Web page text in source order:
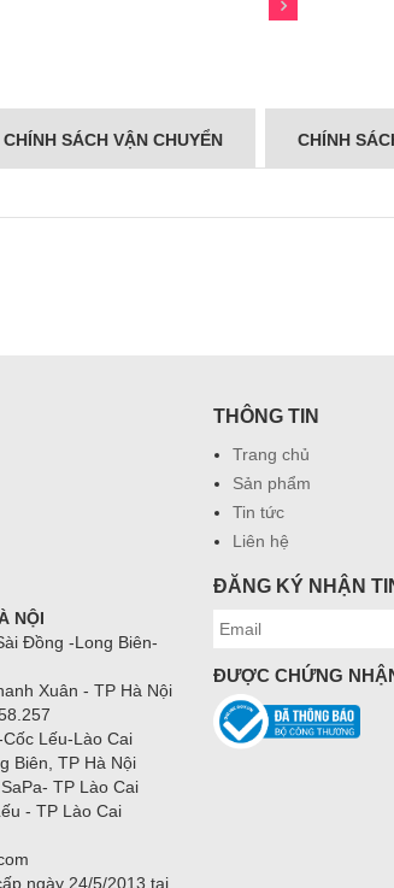
CHÍNH SÁCH VẬN CHUYỂN CHÍNH
NỘI
Đồng -Long Biên-
Xuân - TP Hà Nội
Lếu-Lào Cai
Biên, TP Hà Nội
TP Lào Cai
- TP Lào Cai
ngày 24/5/2013 tại
THÔNG TIN
Trang chủ
Sản phẩm
Tin tức
Liên hệ
ĐĂNG KÝ NHẬN
ĐƯỢC CHỨNG